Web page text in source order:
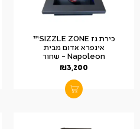
כירת גז SIZZLE ZONE™
אינפרא אדום מבית
Napoleon – שחור
₪3,200